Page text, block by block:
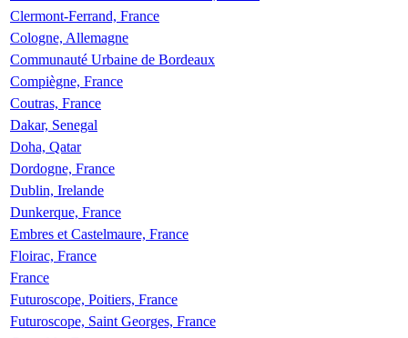
Clermont-Ferrand, France
Cologne, Allemagne
Communauté Urbaine de Bordeaux
Compiègne, France
Coutras, France
Dakar, Senegal
Doha, Qatar
Dordogne, France
Dublin, Irelande
Dunkerque, France
Embres et Castelmaure, France
Floirac, France
France
Futuroscope, Poitiers, France
Futuroscope, Saint Georges, France